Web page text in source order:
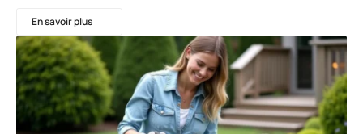
En savoir plus